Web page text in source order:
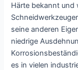
Härte bekannt und
seine anderen
niedrige
es in vielen